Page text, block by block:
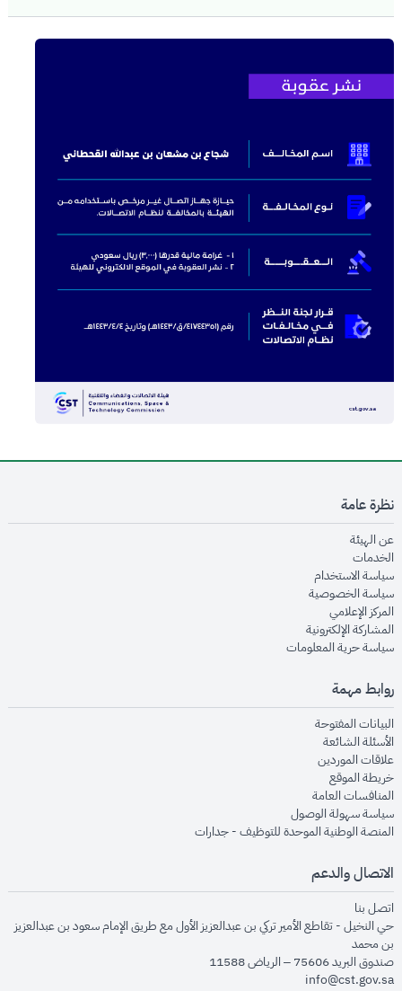
نظرة عامة
عن الهيئةopens in new window
الخدماتopens in new window
سياسة الاستخدام
سياسة الخصوصيةopens in new window
المركز الإعلاميopens in new window
المشاركة الإلكترونيةopens in new window
سياسة حرية المعلوماتopens in new window
روابط مهمة
البيانات المفتوحةopens in new window
الأسئلة الشائعةopens in new window
علاقات الموردينopens in new window
خريطة الموقعopens in new window
المنافسات العامةopens in new window
سياسة سهولة الوصولopens in new window
المنصة الوطنية الموحدة للتوظيف - جداراتopens in new window
الاتصال والدعم
اتصل بنا
حي النخيل - تقاطع الأمير تركي بن عبدالعزيز الأول مع طريق الإمام سعود بن عبدالعزيز
بن محمد
صندوق البريد 75606 – الرياض 11588
info@cst.gov.sa